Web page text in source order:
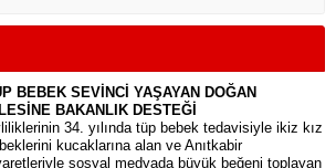
BEBEK SEVİNCİ YAŞAYAN DOĞAN
BAKANLIK DESTEĞİ
34. yılında tüp bebek tedavisiyle ikiz kız
kucaklarına alan ve Anıtkabir
sosyal medyada büyük beğeni toplayan